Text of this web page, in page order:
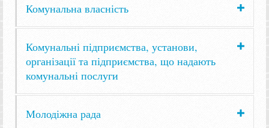
Комунальна власність
Комунальні підприємства, установи,
організації та підприємства, що надають
комунальні послуги
Молодіжна рада